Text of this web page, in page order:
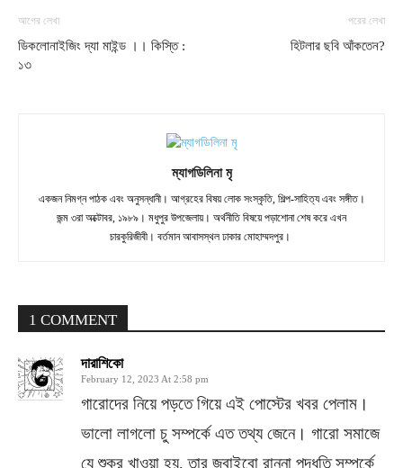
আগের লেখা
ডিকলোনাইজিং দ্যা মাইন্ড ।। কিস্তি :
১৩
পরের লেখা
হিটলার ছবি আঁকতেন?
ম্যাগডিলিনা মৃ
একজন নিমগ্ন পাঠক এবং অনুসন্ধানী। আগ্রহের বিষয় লোক সংস্কৃতি, শিল্প-সাহিত্য এবং সঙ্গীত।
জন্ম ৩রা অক্টোবর, ১৯৮৯। মধুপুর উপজেলায়। অর্থনীতি বিষয়ে পড়াশোনা শেষ করে এখন
চারকুরিজীবী। বর্তমান আবাসস্থল ঢাকার মোহাম্মদপুর।
1 COMMENT
দারাশিকো
February 12, 2023 At 2:58 pm
গারোদের নিয়ে পড়তে গিয়ে এই পোস্টের খবর পেলাম।
ভালো লাগলো চু সম্পর্কে এত তথ্য জেনে। গারো সমাজে
যে শুকর খাওয়া হয়, তার জবাইবো রান্না পদ্ধতি সম্পর্কে